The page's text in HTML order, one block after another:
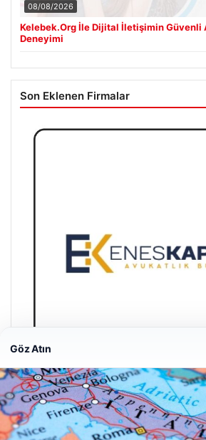
08/08/2026
Kelebek.Org İle Dijital İletişimin Güvenli
Deneyimi
Son Eklenen Firmalar
Enes Kaplan Avukatlık Bürosu
28/04/2026
Göz Atın